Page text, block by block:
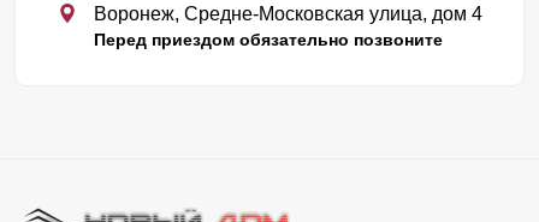
Воронеж, Средне-Московская улица, дом 4
Перед приездом обязательно позвоните